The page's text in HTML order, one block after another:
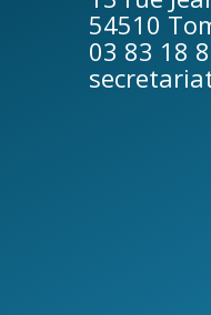
54510
03 83 18